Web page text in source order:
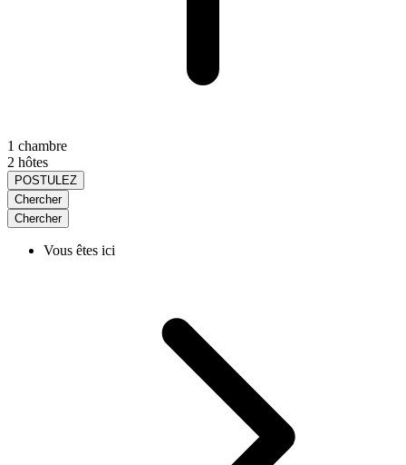
1 chambre
2 hôtes
POSTULEZ
Chercher
Chercher
Vous êtes ici